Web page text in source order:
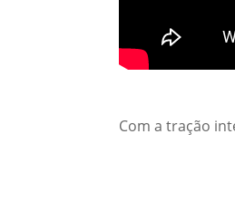
Com a tração